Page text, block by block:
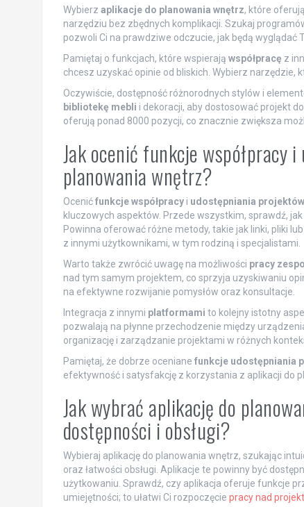
Wybierz aplikacje do planowania wnętrz, które
narzędziu bez zbędnych komplikacji. Szukaj
pozwoli Ci na prawdziwe odczucie, jak będą wyglądać
Pamiętaj o funkcjach, które wspierają współpracę z
chcesz uzyskać opinie od bliskich. Wybierz narzędzie,
Oczywiście, dostępność różnorodnych stylów i
bibliotekę mebli i dekoracji, aby dostosować projekt
oferują ponad 8000 pozycji, co znacznie zwiększa
Jak ocenić funkcje współpracy
planowania wnętrz?
Ocenićfunkcje współpracyi udostępniania projektów
kluczowych aspektów. Przede wszystkim, sprawdź,
Powinna oferować różne metody, takie jak linki, pliki
z innymi użytkownikami, w tym rodziną i specjalistami.
Warto także zwrócić uwagę na możliwości pracy
nad tym samym projektem, co sprzyja uzyskiwaniu
na efektywne rozwijanie pomysłów oraz konsultacje.
Integracja z innymi platformami to kolejny istotny
pozwalają na płynne przechodzenie między
organizację i zarządzanie projektami w różnych
Pamiętaj, że dobrze oceniane funkcje udostępniania
efektywność i satysfakcję z korzystania z aplikacji do
Jak wybrać aplikację do
dostępności i obsługi?
Wybieraj aplikację do planowania wnętrz, szukając
oraz łatwości obsługi. Aplikacje te powinny być
użytkowaniu. Sprawdź, czy aplikacja oferuje funkcje
umiejętności; to ułatwi Ci rozpoczęcie pracy nad